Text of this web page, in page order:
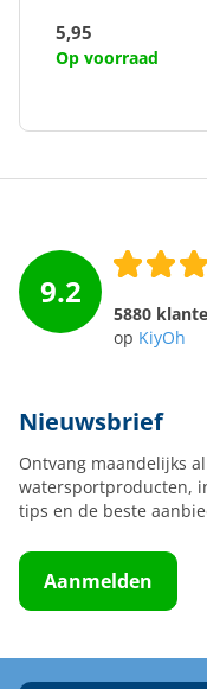
5,95
Op voorraad
9.2
5880
op KiyOh
Nieuwsbrief
Ontvang maandelijks
watersportproducten,
tips en de beste
Aanmelden